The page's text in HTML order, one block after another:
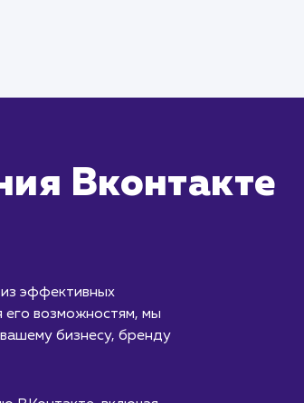
Вконтакте
эффективных
его возможностям, мы
бизнесу, бренду